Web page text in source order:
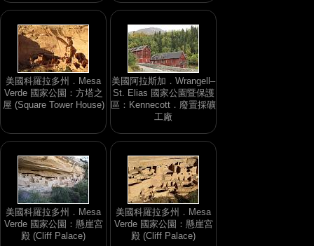
美國科羅拉多州．Mesa
Verde 國家公園：方塔之
屋 (Square Tower House)
美國阿拉斯加．Wrangell–
St. Elias 國家公園暨保護
區：Kennecott．廢置採礦
工廠
美國科羅拉多州．Mesa
Verde 國家公園：懸崖宮
殿 (Cliff Palace)
美國科羅拉多州．Mesa
Verde 國家公園：懸崖宮
殿 (Cliff Palace)